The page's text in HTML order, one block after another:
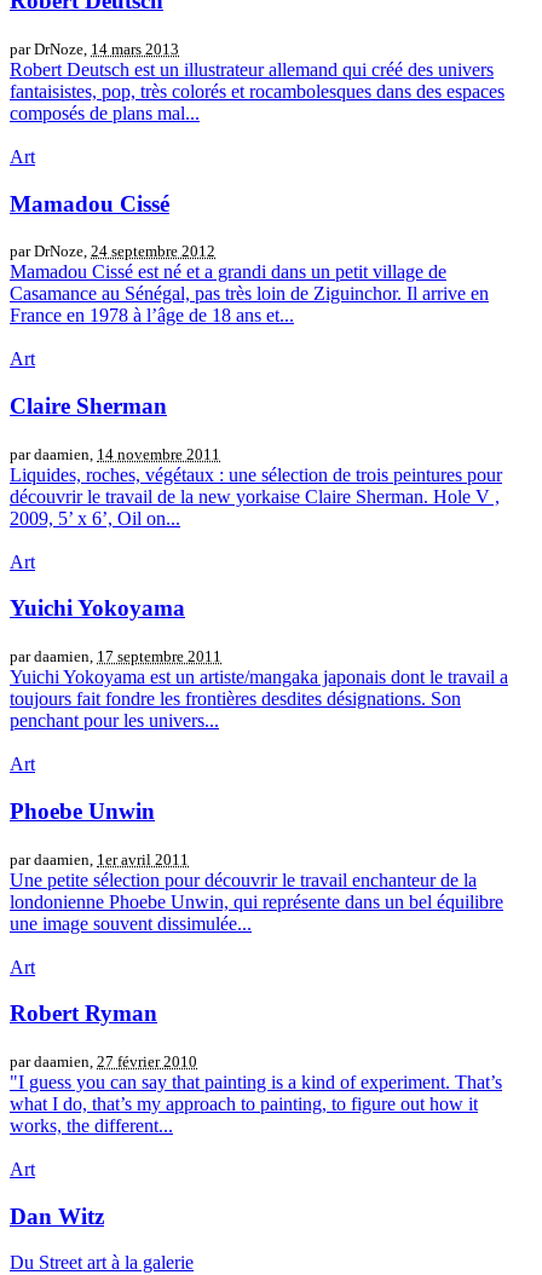
par DrNoze, 14 mars 2013
Robert Deutsch est un illustrateur allemand qui créé des univers
fantaisistes, pop, très colorés et rocambolesques dans des espaces
composés de plans mal...
Art
Mamadou Cissé
par DrNoze, 24 septembre 2012
Mamadou Cissé est né et a grandi dans un petit village de
Casamance au Sénégal, pas très loin de Ziguinchor. Il arrive en
France en 1978 à l’âge de 18 ans et...
Art
Claire Sherman
par daamien, 14 novembre 2011
Liquides, roches, végétaux : une sélection de trois peintures pour
découvrir le travail de la new yorkaise Claire Sherman. Hole V ,
2009, 5’ x 6’, Oil on...
Art
Yuichi Yokoyama
par daamien, 17 septembre 2011
Yuichi Yokoyama est un artiste/mangaka japonais dont le travail a
toujours fait fondre les frontières desdites désignations. Son
penchant pour les univers...
Art
Phoebe Unwin
par daamien, 1er avril 2011
Une petite sélection pour découvrir le travail enchanteur de la
londonienne Phoebe Unwin, qui représente dans un bel équilibre
une image souvent dissimulée...
Art
Robert Ryman
par daamien, 27 février 2010
"I guess you can say that painting is a kind of experiment. That’s
what I do, that’s my approach to painting, to figure out how it
works, the different...
Art
Dan Witz
Du Street art à la galerie